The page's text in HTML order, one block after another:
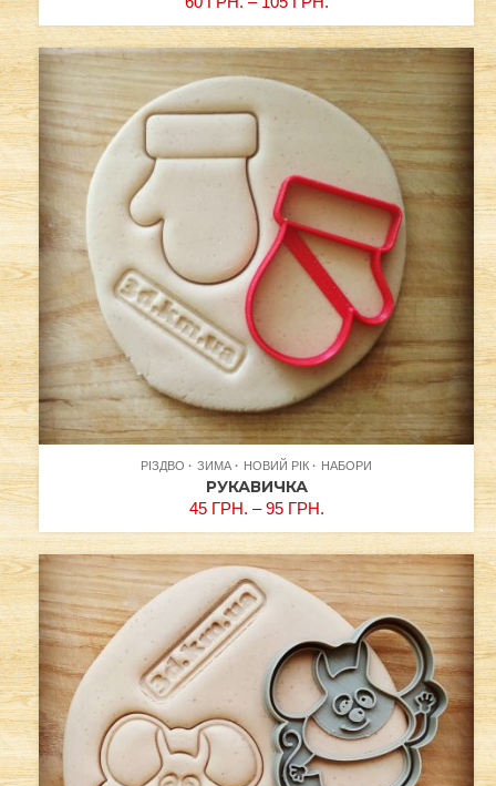
РІЗДВО ЗИМА НОВИЙ РІК НАБОРИ
РУКАВИЧКА
45 ГРН. –95 ГРН.